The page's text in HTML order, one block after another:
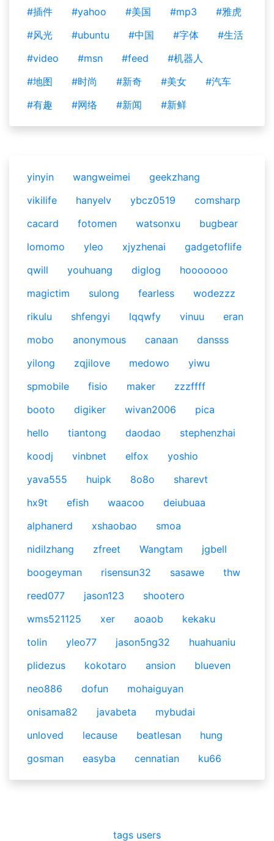
#插件
#yahoo #美国 #mp3
#雅虎
#风光
#ubuntu #中国 #字体
#生活
#video
#msn #feed
#机器人
#地图
#时尚 #新奇 #美女
#汽车
#有趣
#网络 #新闻 #新鲜
yinyin wangweimei
geekzhang
vikilife
hanyelv ybcz0519
comsharp
cacard
fotomen watsonxu
bugbear
lomomo
yleo xjyzhenai
gadgetoflife
qwill
youhuang diglog
hooooooo
magictim
sulong fearless
wodezzz
rikulu
shfengyi lqqwfy vinuu
eran
mobo
anonymous canaan
dansss
yilong
zqjilove medowo
yiwu
spmobile
fisio maker
zzzffff
booto
digiker wivan2006
pica
hello
tiantong daodao
stephenzhai
koodj
vinbnet elfox
yoshio
yava555
huipk 8o8o
sharevt
hx9t
efish waacoo
deiubuaa
alphanerd
xshaobao
smoa
nidilzhang
zfreet Wangtam
jgbell
boogeyman
risensun32 sasawe
thw
reed077
jason123
shootero
wms521125
xer aoaob
kekaku
tolin
yleo77 jason5ng32
huahuaniu
plidezus
kokotaro ansion
blueven
neo886
dofun
mohaiguyan
onisama82
javabeta
mybudai
unloved
lecause beatlesan
hung
gosman
easyba cennatian ku66
tags users